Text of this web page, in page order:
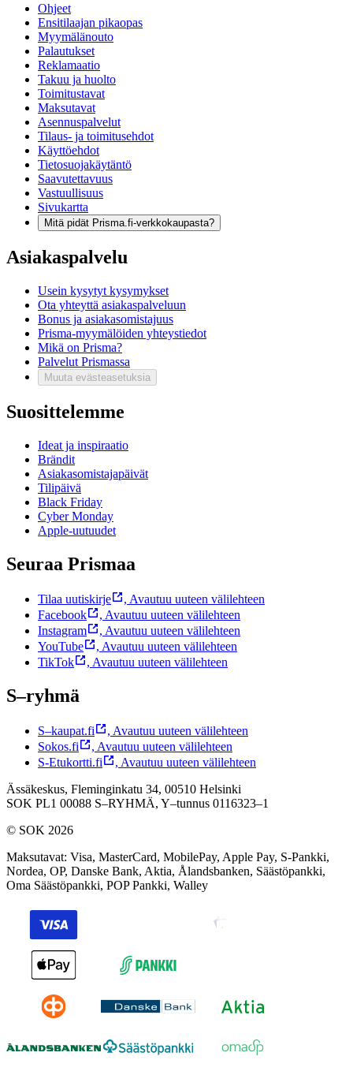
Ohjeet
Ensitilaajan pikaopas
Myymälänouto
Palautukset
Reklamaatio
Takuu ja huolto
Toimitustavat
Maksutavat
Asennuspalvelut
Tilaus- ja toimitusehdot
Käyttöehdot
Tietosuojakäytäntö
Saavutettavuus
Vastuullisuus
Sivukartta
Mitä pidät Prisma.fi-verkkokaupasta?
Asiakaspalvelu
Usein kysytyt kysymykset
Ota yhteyttä asiakaspalveluun
Bonus ja asiakasomistajuus
Prisma-myymälöiden yhteystiedot
Mikä on Prisma?
Palvelut Prismassa
Muuta evästeasetuksia
Suosittelemme
Ideat ja inspiraatio
Brändit
Asiakasomistajapäivät
Tilipäivä
Black Friday
Cyber Monday
Apple-uutuudet
Seuraa Prismaa
Tilaa uutiskirje , Avautuu uuteen välilehteen
Facebook
, Avautuu uuteen välilehteen
Instagram
, Avautuu uuteen välilehteen
YouTube
, Avautuu uuteen välilehteen
TikTok
, Avautuu uuteen välilehteen
S–ryhmä
S–kaupat.fi , Avautuu uuteen välilehteen
Sokos.fi
, Avautuu uuteen välilehteen
S-Etukortti.fi
, Avautuu uuteen välilehteen
Ässäkeskus, Fleminginkatu 34, 00510 Helsinki
SOK PL1 00088 S–RYHMÄ, Y–tunnus 0116323–1
© SOK 2026
Maksutavat: Visa, MasterCard, MobilePay, Apple Pay, S-Pankki,
Nordea, OP, Danske Bank, Aktia, Ålandsbanken, Säästöpankki,
Oma Säästöpankki, POP Pankki, Walley